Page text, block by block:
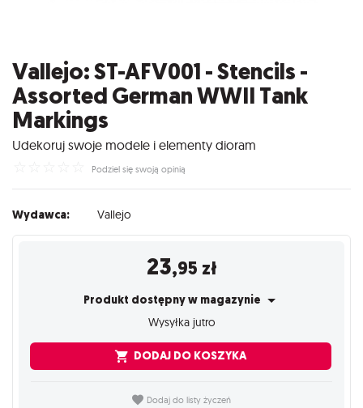
Vallejo: ST-AFV001 - Stencils -
Assorted German WWII Tank
Markings
Udekoruj swoje modele i elementy dioram
Podziel się swoją opinią
Wydawca: Vallejo
23,95 zł
Produkt dostępny w magazynie
Wysyłka jutro
DODAJ DO KOSZYKA
Dodaj do listy życzeń